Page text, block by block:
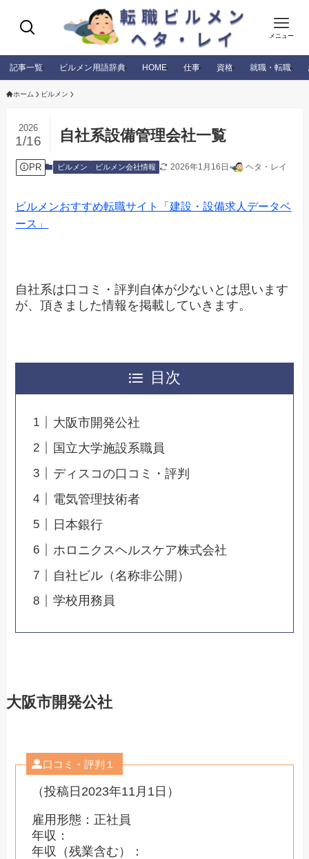
メニュー
記事一覧 ビルメン用語辞典 HOME 仕事 資格 就職・転職
ホーム ビルメン
自社系設備管理会社一覧
2026
1/16
PR ビルメン ビルメン会社情報 2026年1月16日 ヘタ・レイ
ビルメンおすすめ転職サイト「建設・設備求人データベ
ース」
自社系は口コミ・評判自体が少ないとは思います
が、頂きました情報を掲載していきます。
目次
大阪市開発公社
国立大学施設系職員
ディスコの口コミ・評判
電気管理技術者
日本銀行
ホロニクスヘルスケア株式会社
自社ビル（名称非公開）
学校用務員
大阪市開発公社
口コミ・評判１
（投稿日2023年11月1日）
雇用形態：正社員
年収：
年収（残業含む）：